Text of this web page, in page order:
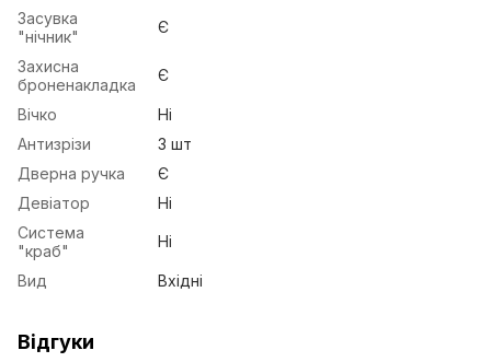
Засувка
"нічник"
Є
Захисна
броненакладка
Є
Вічко
Ні
Антизрізи
3 шт
Дверна ручка
Є
Девіатор
Ні
Система
"краб"
Ні
Вид Вхідні
Відгуки